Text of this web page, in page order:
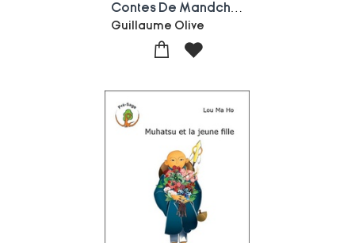
Guillaume Olive